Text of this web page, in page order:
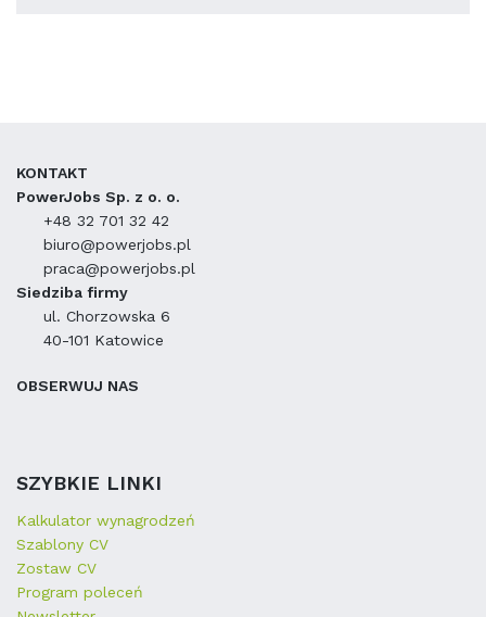
KONTAKT
PowerJobs Sp. z o. o.
+48 32 701 32 42
biuro@powerjobs.pl
praca@powerjobs.pl
Siedziba firmy
ul. Chorzowska 6
40-101 Katowice
OBSERWUJ NAS
SZYBKIE LINKI
Kalkulator wynagrodzeń
Szablony CV
Zostaw CV
Program poleceń